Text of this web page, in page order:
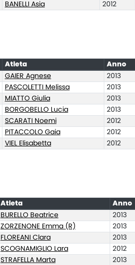
BANELLI Asia 2012
Atleta Anno
GAIER Agnese 2013
PASCOLETTI Melissa 2013
MIATTO Giulia 2013
BORGOBELLO Lucia 2013
SCARATI Noemi 2012
PITACCOLO Gaia 2012
VIEL Elisabetta 2012
Atleta Anno
BURELLO Beatrice 2013
ZORZENONE Emma (R) 2013
FLOREANI Clara 2013
SCOGNAMIGLIO Lara 2012
STRAFELLA Marta 2013